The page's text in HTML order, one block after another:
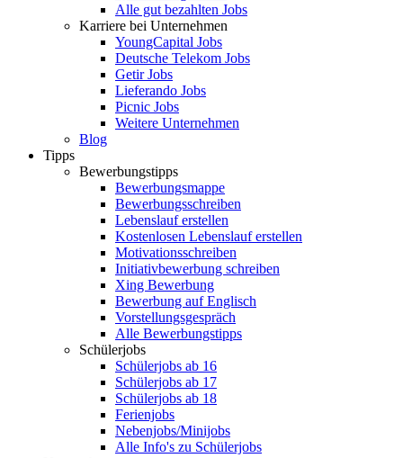
Alle gut bezahlten Jobs
Karriere bei Unternehmen
YoungCapital Jobs
Deutsche Telekom Jobs
Getir Jobs
Lieferando Jobs
Picnic Jobs
Weitere Unternehmen
Blog
Tipps
Bewerbungstipps
Bewerbungsmappe
Bewerbungsschreiben
Lebenslauf erstellen
Kostenlosen Lebenslauf erstellen
Motivationsschreiben
Initiativbewerbung schreiben
Xing Bewerbung
Bewerbung auf Englisch
Vorstellungsgespräch
Alle Bewerbungstipps
Schülerjobs
Schülerjobs ab 16
Schülerjobs ab 17
Schülerjobs ab 18
Ferienjobs
Nebenjobs/Minijobs
Alle Info's zu Schülerjobs